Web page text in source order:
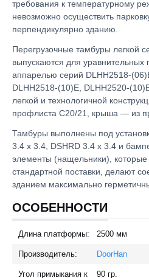
требования к температурному
невозможно осуществить
перпендикулярно зданию.
Перегрузочные тамбуры легкой
выпускаются для
аппарелью серий DLHH2518-
DLHH2518-(10)E, DLHH2520-
легкой и технологичной
профлиста С20/21, крыша — из
Тамбуры выполнены под
3.4 x 3.4, DSHRD 3.4 x 3.4 и
элементы (нащельники), которые
стандартной поставки, делают
зданием максимально
ОСОБЕННОСТИ
Длина платформы: 2500 мм
Производитель: DoorHan
Угол примыкания к
90 гр.